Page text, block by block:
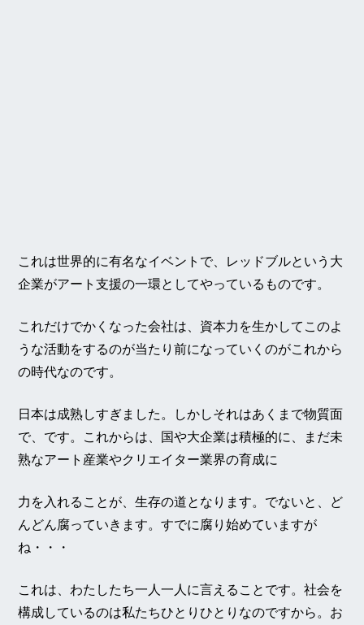
これは世界的に有名なイベントで、レッドブルという大
企業がアート支援の一環としてやっているものです。
これだけでかくなった会社は、資本力を生かしてこのよ
うな活動をするのが当たり前になっていくのがこれから
の時代なのです。
日本は成熟しすぎました。しかしそれはあくまで物質面
で、です。これからは、国や大企業は積極的に、まだ未
熟なアート産業やクリエイター業界の育成に
力を入れることが、生存の道となります。でないと、ど
んどん腐っていきます。すでに腐り始めていますが
ね・・・
これは、わたしたち一人一人に言えることです。社会を
構成しているのは私たちひとりひとりなのですから。お